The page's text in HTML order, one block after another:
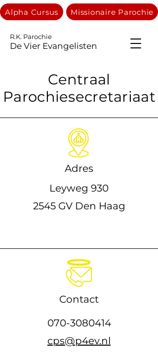
R.K. Parochie
De Vier Evangelisten
Alpha Cursus Missionaire Parochie
Centraal
Parochiesecretariaat
Adres
Leyweg 930
2545 GV Den Haag
Contact
070-3080414
cps@p4ev.nl